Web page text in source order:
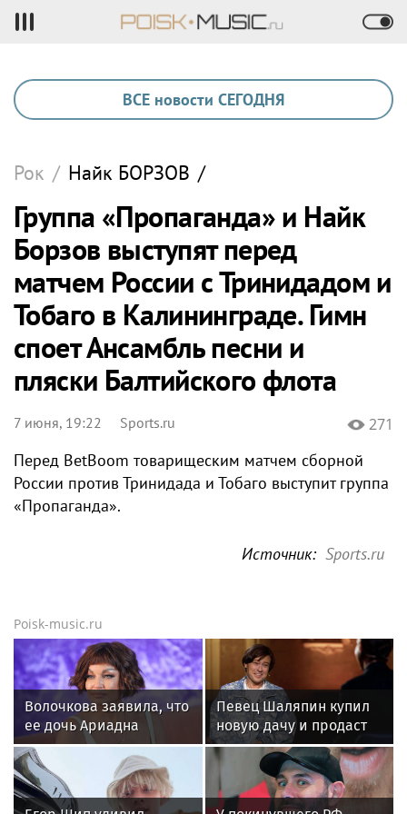
ВСЕ новости СЕГОДНЯ
Рок / Найк БОРЗОВ /
Группа «Пропаганда» и Найк
Борзов выступят перед
матчем России с Тринидадом и
Тобаго в Калининграде. Гимн
споет Ансамбль песни и
пляски Балтийского флота
7 июня, 19:22 Sports.ru 271
Перед BetBoom товарищеским матчем сборной
России против Тринидада и Тобаго выступит группа
«Пропаганда».
Источник: Sports.ru
Poisk-music.ru
Волочкова заявила, что
ее дочь Ариадна
«совершила глупость»,
взяв фамилию мужа
Певец Шаляпин купил
новую дачу и продаст
старую